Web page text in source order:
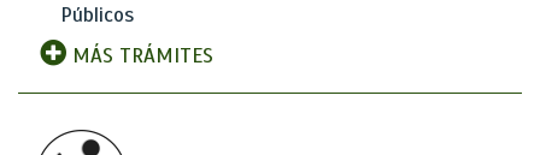
Públicos
MÁS TRÁMITES